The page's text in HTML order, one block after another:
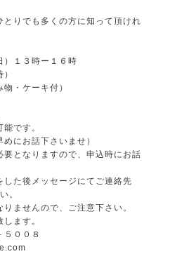
とりでも多くの方に知って頂けれ
）１３時ー１６時
）
・ケーキ付）
です。
にお話下さいませ）
要となりますので、申込時にお話
した後メッセージにてご連絡先
。
ませんので、ご注意下さ い。
ます。
００８